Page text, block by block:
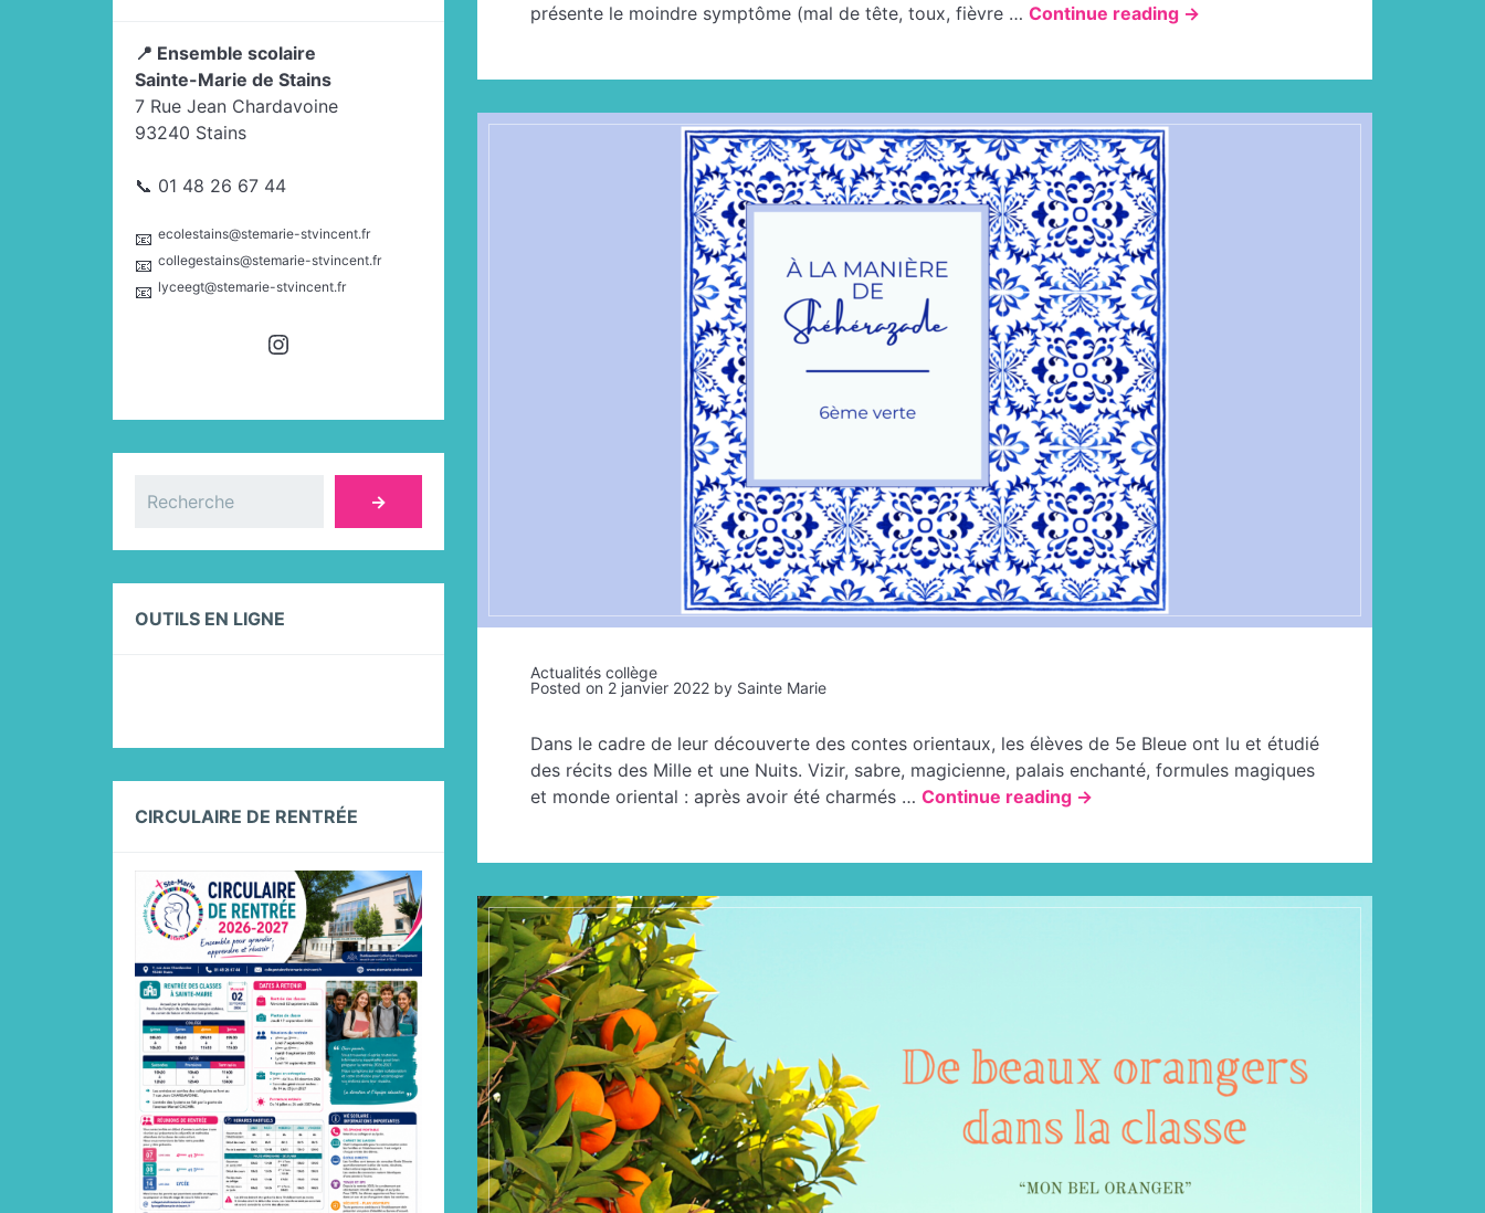
présente le moindre symptôme (mal de tête, toux, fièvre … Continue reading« PROTOCOLE
→
Actualités collège
Posted on 2 janvier 2022 by Sainte Marie
Dans le cadre de leur découverte des contes orientaux, les élèves de 5e Bleue ont lu et étudié
des récits des Mille et une Nuits. Vizir, sabre, magicienne, palais enchanté, formules magiques
et monde oriental : après avoir été charmés … Continue reading« À
Schéhérazade »
→
📍 Ensemble scolaire
Sainte-Marie de Stains
7 Rue Jean Chardavoine
93240 Stains
📞 01 48 26 67 44
📧 ecolestains@stemarie-stvincent.fr
📧 collegestains@stemarie-stvincent.fr
📧 lyceegt@stemarie-stvincent.fr
Instagram
→
OUTILS EN LIGNE
CIRCULAIRE DE RENTRÉE